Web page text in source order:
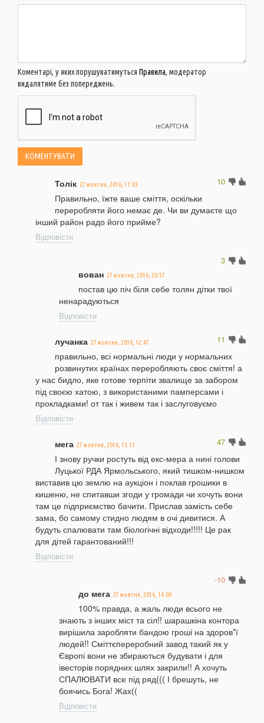
Коментарі, у яких порушуватимуться Правила, модератор
видалятиме без попереджень.
10
Толік 27 жовтня, 2016, 11:03
Правильно, їжте ваше сміття, оскільки
переробляти його немає де. Чи ви думаєте що
інший район радо його прийме?
Відповісти
3
вован 27 жовтня, 2016, 20:57
постав цю піч біля себе толян дітки твої
ненарадуються
Відповісти
11
лучанка 27 жовтня, 2016, 12:47
правильно, всі нормальні люди у нормальних
розвинутих країнах переробляють своє сміття! а
у нас бидло, яке готове терпіти звалище за забором
під своєю хатою, з використаними памперсами і
прокладками! от так і живем так і заслуговуємо
Відповісти
47
мега 27 жовтня, 2016, 13:13
І знову ручки ростуть від екс-мера а нині голови
Луцької РДА Ярмольського, який тишком-нишком
виставив цю землю на аукціон і поклав грошики в
кишеню, не спитавши згоди у громади чи хочуть вони
там це підприємство бачити. Прислав замість себе
зама, бо самому стидно людям в очі дивитися. А
будуть спалювати там біологічні відходи!!!!! Це рак
для дітей гарантований!!!
Відповісти
-10
до мега 27 жовтня, 2016, 14:00
100% правда, а жаль люди всього не
знають з інших міст та сіл!! шарашкіна контора
вирішила заробляти бандою гроші на здоров*ї
людей!! Сміттєпереробний завод такий як у
Європі вони не збираються будувати і для
івесторів порядних шлях закрили!! А хочуть
СПАЛЮВАТИ все під ряд((( І брешуть, не
боячись Бога! Жах((
Відповісти